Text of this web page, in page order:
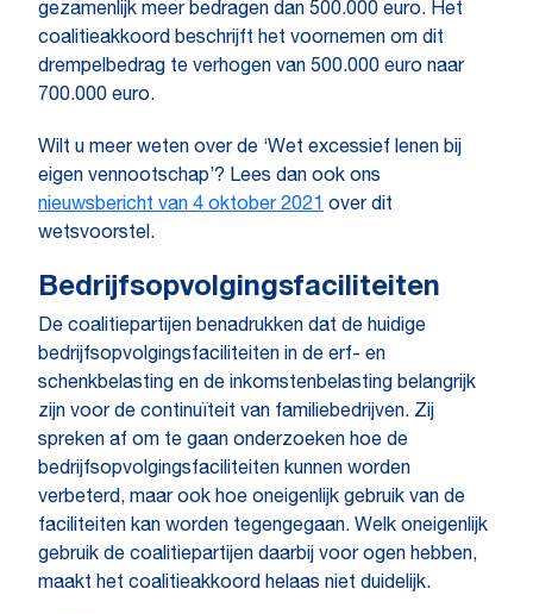
gezamenlijk meer bedragen dan 500.000 euro. Het
coalitieakkoord beschrijft het voornemen om dit
drempelbedrag te verhogen van 500.000 euro naar
700.000 euro.
Wilt u meer weten over de ‘Wet excessief lenen bij
eigen vennootschap’? Lees dan ook ons
nieuwsbericht van 4 oktober 2021 over dit
wetsvoorstel.
Bedrijfsopvolgingsfaciliteiten
De coalitiepartijen benadrukken dat de huidige
bedrijfsopvolgingsfaciliteiten in de erf- en
schenkbelasting en de inkomstenbelasting belangrijk
zijn voor de continuïteit van familiebedrijven. Zij
spreken af om te gaan onderzoeken hoe de
bedrijfsopvolgingsfaciliteiten kunnen worden
verbeterd, maar ook hoe oneigenlijk gebruik van de
faciliteiten kan worden tegengegaan. Welk oneigenlijk
gebruik de coalitiepartijen daarbij voor ogen hebben,
maakt het coalitieakkoord helaas niet duidelijk.